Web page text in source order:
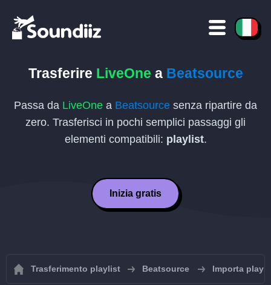
Trasferire LiveOne a Beatsource
Passa da LiveOne a Beatsource senza ripartire da
zero. Trasferisci in pochi semplici passaggi gli
elementi compatibili: playlist.
Inizia gratis
Trasferimento playlist Beatsource Importa